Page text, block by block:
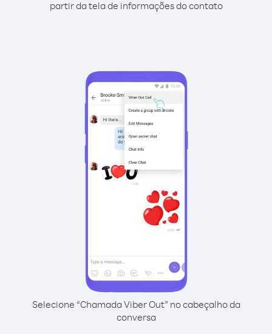
partir da tela de informações do contato
Selecione “Chamada Viber Out” no cabeçalho da
conversa